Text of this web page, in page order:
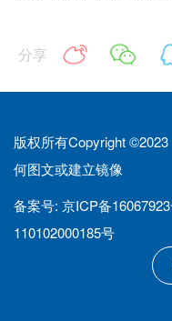
分享
版权所有Copyright
何图文或建立镜像
备案号: 京ICP备
110102000185号